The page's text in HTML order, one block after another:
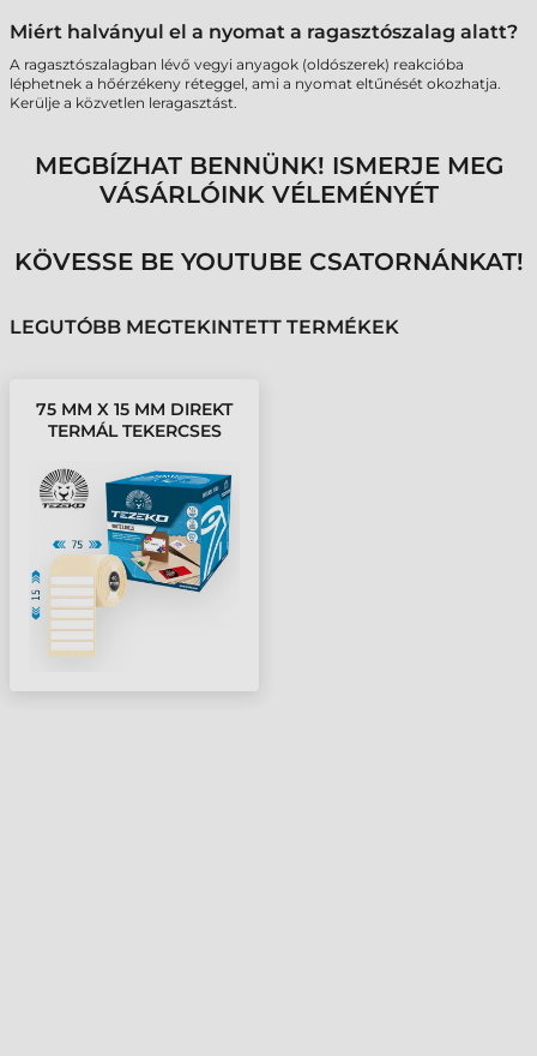
Miért halványul el a nyomat a ragasztószalag alatt?
A ragasztószalagban lévő vegyi anyagok (oldószerek) reakcióba
léphetnek a hőérzékeny réteggel, ami a nyomat eltűnését okozhatja.
Kerülje a közvetlen leragasztást.
MEGBÍZHAT BENNÜNK! ISMERJE MEG
VÁSÁRLÓINK VÉLEMÉNYÉT
KÖVESSE BE YOUTUBE CSATORNÁNKAT!
LEGUTÓBB MEGTEKINTETT TERMÉKEK
75 MM X 15 MM DIREKT
TERMÁL TEKERCSES
1000 CÍMKE/TEKERCS )